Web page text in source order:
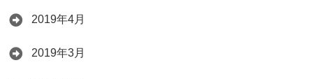
2019年4月
2019年3月